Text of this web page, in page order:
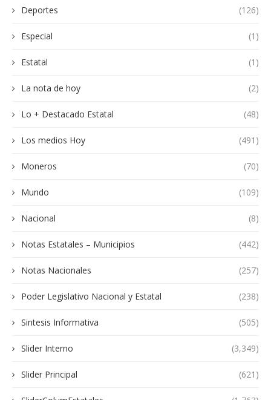
Deportes (126)
Especial (1)
Estatal (1)
La nota de hoy (2)
Lo + Destacado Estatal (48)
Los medios Hoy (491)
Moneros (70)
Mundo (109)
Nacional (8)
Notas Estatales – Municipios (442)
Notas Nacionales (257)
Poder Legislativo Nacional y Estatal (238)
Sintesis Informativa (505)
Slider Interno (3,349)
Slider Principal (621)